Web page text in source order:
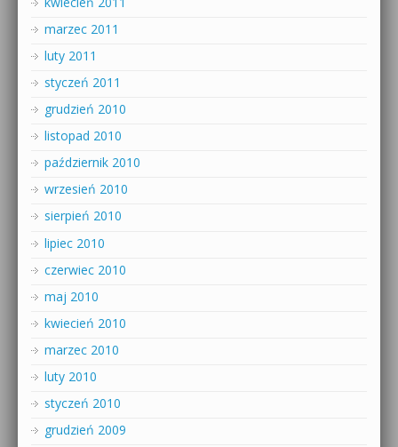
marzec 2011
luty 2011
styczeń 2011
grudzień 2010
listopad 2010
październik 2010
wrzesień 2010
sierpień 2010
lipiec 2010
czerwiec 2010
maj 2010
kwiecień 2010
marzec 2010
luty 2010
styczeń 2010
grudzień 2009